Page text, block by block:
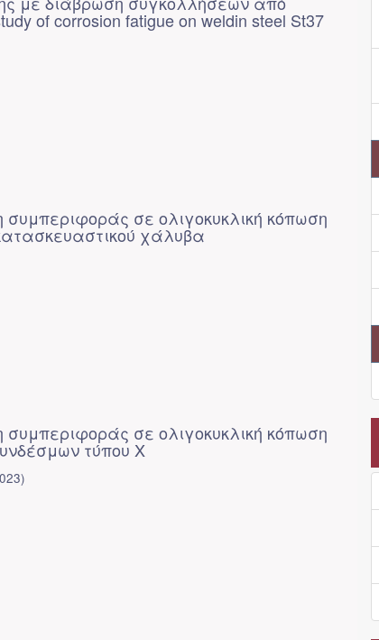
of corrosion fatigue on weldin steel St37
σε ολιγοκυκλική κόπωση
χάλυβα
σε ολιγοκυκλική κόπωση
τύπου X
)